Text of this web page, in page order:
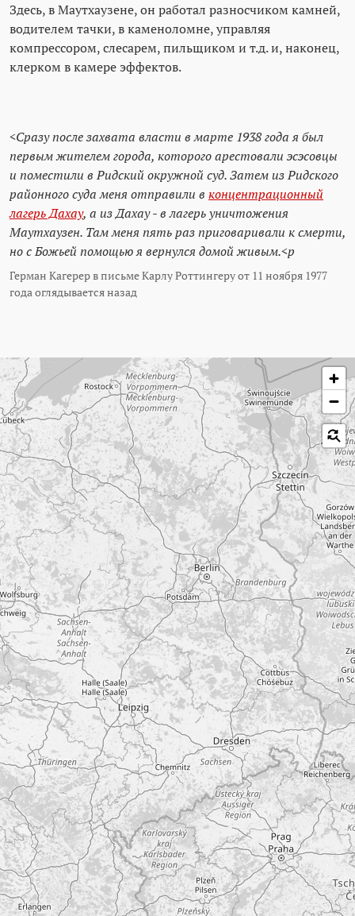
Здесь, в Маутхаузене, он работал разносчиком камней,
водителем тачки, в каменоломне, управляя
компрессором, слесарем, пильщиком и т.д. и, наконец,
клерком в камере эффектов.
<Сразу после захвата власти в марте 1938 года я был
первым жителем города, которого арестовали эсэсовцы
и поместили в Ридский окружной суд. Затем из Ридского
районного суда меня отправили в концентрационный
лагерь Дахау, а из Дахау - в лагерь уничтожения
Маутхаузен. Там меня пять раз приговаривали к смерти,
но с Божьей помощью я вернулся домой живым.<p
Герман Кагерер в письме Карлу Роттингеру от 11 ноября 1977
года оглядывается назад
Пропустить карту